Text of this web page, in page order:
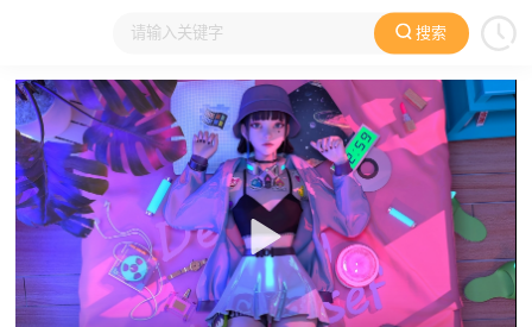
搜索
大家在看 日本动漫 国产动漫 欧美动漫 动漫电影